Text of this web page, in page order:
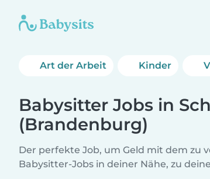
Art der Arbeit Kinder
Babysitter Jobs in
(Brandenburg)
Der perfekte Job, um Geld mit dem zu
Babysitter-Jobs in deiner Nähe, zu